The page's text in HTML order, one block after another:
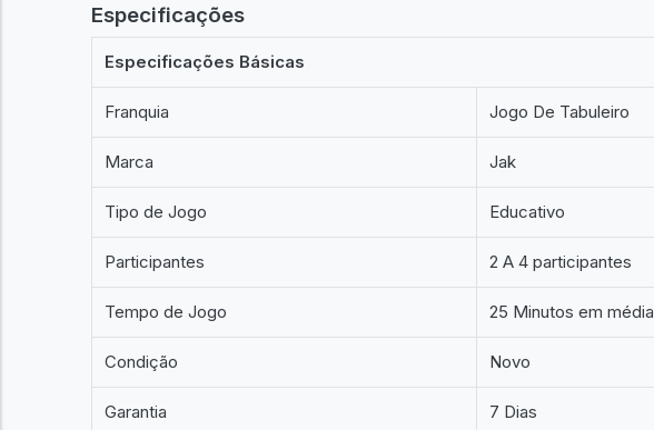
Especificações
Especificações Básicas
Franquia Jogo De Tabuleiro
Marca Jak
Tipo de Jogo Educativo
Participantes 2 A 4 participantes
Tempo de Jogo 25 Minutos em média
Condição Novo
Garantia 7 Dias